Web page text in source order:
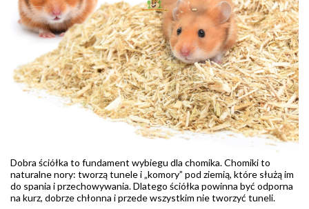
Dobra ściółka to fundament wybiegu dla chomika. Chomiki to
naturalne nory: tworzą tunele i „komory” pod ziemią, które służą im
do spania i przechowywania. Dlatego ściółka powinna być odporna
na kurz, dobrze chłonna i przede wszystkim nie tworzyć tuneli.